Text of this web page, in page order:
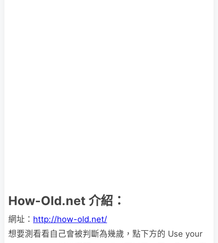
How-Old.net 介紹：
網址： http://how-old.net/
想要測看看自己會被判斷為幾歲，點下方的 Use your